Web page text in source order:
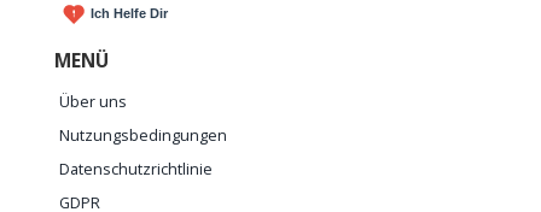
MENÜ
Über uns
Nutzungsbedingungen
Datenschutzrichtlinie
GDPR